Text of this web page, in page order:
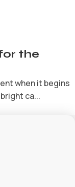
the
when it begins
ca...